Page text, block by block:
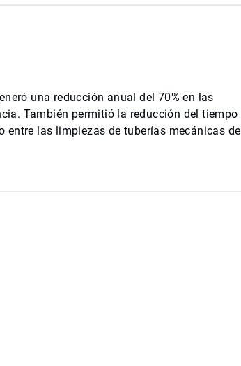
una reducción anual del 70% en las
También permitió la reducción del tiempo
las limpiezas de tuberías mecánicas de